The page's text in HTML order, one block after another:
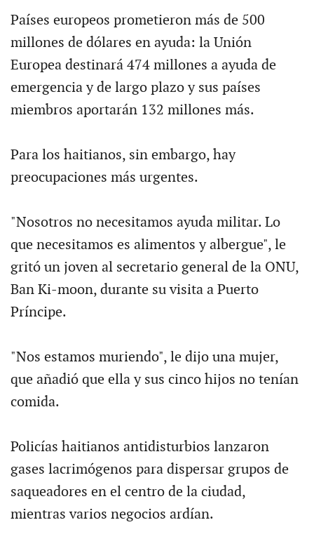
Países europeos prometieron más de 500
millones de dólares en ayuda: la Unión
Europea destinará 474 millones a ayuda de
emergencia y de largo plazo y sus países
miembros aportarán 132 millones más.
Para los haitianos, sin embargo, hay
preocupaciones más urgentes.
"Nosotros no necesitamos ayuda militar. Lo
que necesitamos es alimentos y albergue", le
gritó un joven al secretario general de la ONU,
Ban Ki-moon, durante su visita a Puerto
Príncipe.
"Nos estamos muriendo", le dijo una mujer,
que añadió que ella y sus cinco hijos no tenían
comida.
Policías haitianos antidisturbios lanzaron
gases lacrimógenos para dispersar grupos de
saqueadores en el centro de la ciudad,
mientras varios negocios ardían.